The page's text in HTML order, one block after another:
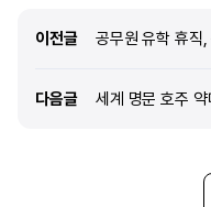
이전글 이전글
공무원 유학 휴직
다음글 다음글
세계 명문 호주